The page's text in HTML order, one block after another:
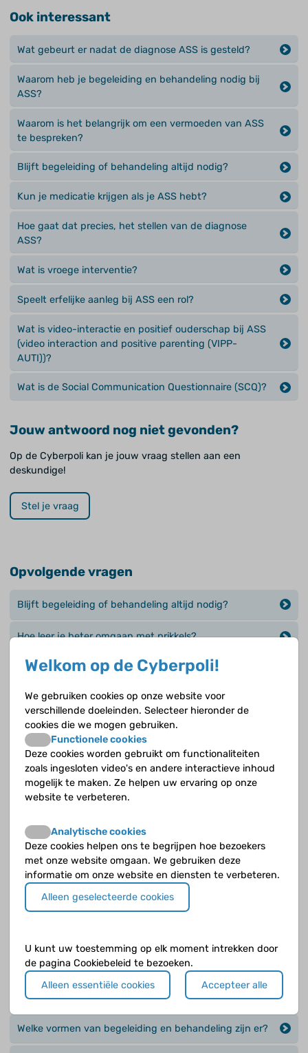
Ook interessant
Wat gebeurt er nadat de diagnose ASS is gesteld?
Waarom heb je begeleiding en behandeling nodig bij
ASS?
Waarom is het belangrijk om een vermoeden van ASS
te bespreken?
Blijft begeleiding of behandeling altijd nodig?
Kun je medicatie krijgen als je ASS hebt?
Hoe gaat dat precies, het stellen van de diagnose
ASS?
Wat is vroege interventie?
Speelt erfelijke aanleg bij ASS een rol?
Wat is video-interactie en positief ouderschap bij ASS
(video interaction and positive parenting (VIPP-
AUTI))?
Wat is de Social Communication Questionnaire (SCQ)?
Jouw antwoord nog niet gevonden?
Op de Cyberpoli kan je jouw vraag stellen aan een
deskundige!
Stel je vraag
Opvolgende vragen
Blijft begeleiding of behandeling altijd nodig?
Hoe leer je beter omgaan met prikkels?
Kun je je vaardigheden verbeteren of je gedrag leren
Kun je medicatie krijgen als je ASS hebt?
Kun je ook hulpmiddelen gebruiken als je ASS hebt?
Waarom heb je begeleiding en behandeling nodig bij
ASS?
Wat is intensieve psychiatrische gezinsbehandeling
(IPG)?
Wat is Pivotal Response Treatment (PRT)?
Wat is psycho-educatie?
(video interaction and positive parenting (VIPP-
AUTI))?
Wat is vroege interventie?
Welke vormen van begeleiding en behandeling zijn er?
Welkom op de Cyberpoli!
We gebruiken cookies op onze website voor
verschillende doeleinden. Selecteer hieronder de
cookies die we mogen gebruiken.
Functionele cookies
Deze cookies worden gebruikt om functionaliteiten
zoals ingesloten video's en andere interactieve inhoud
mogelijk te maken. Ze helpen uw ervaring op onze
website te verbeteren.
Analytische cookies
Deze cookies helpen ons te begrijpen hoe bezoekers
met onze website omgaan. We gebruiken deze
informatie om onze website en diensten te verbeteren.
Alleen geselecteerde cookies
U kunt uw toestemming op elk moment intrekken door
de pagina Cookiebeleid te bezoeken.
Alleen essentiële cookies
Accepteer alle